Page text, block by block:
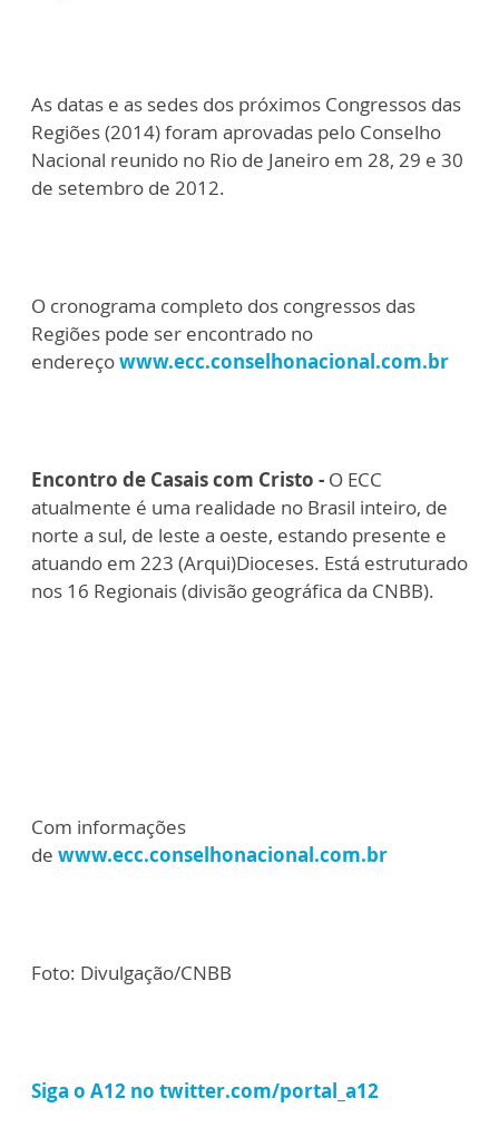
As datas e as sedes dos próximos Congressos das
Regiões (2014) foram aprovadas pelo Conselho
Nacional reunido no Rio de Janeiro em 28, 29 e 30
de setembro de 2012.
O cronograma completo dos congressos das
Regiões pode ser encontrado no
endereçowww.ecc.conselhonacional.com.br
Encontro de Casais com Cristo - O ECC
atualmente é uma realidade no Brasil inteiro, de
norte a sul, de leste a oeste, estando presente e
atuando em 223 (Arqui)Dioceses. Está estruturado
nos 16 Regionais (divisão geográfica da CNBB).
Com informações
de www.ecc.conselhonacional.com.br
Foto: Divulgação/CNBB
Siga o A12 no twitter.com/portal_a12